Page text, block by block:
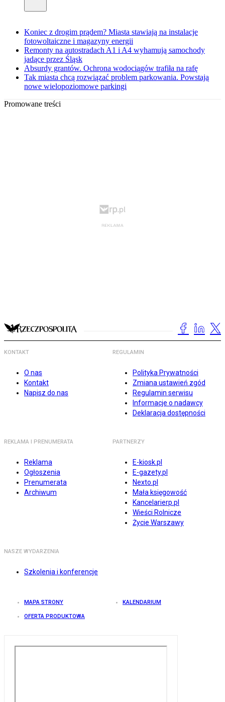
Koniec z drogim prądem? Miasta stawiają na instalacje
fotowoltaiczne i magazyny energii
Remonty na autostradach A1 i A4 wyhamują samochody
jadące przez Śląsk
Absurdy grantów. Ochrona wodociągów trafiła na rafę
Tak miasta chcą rozwiązać problem parkowania. Powstają
nowe wielopoziomowe parkingi
Promowane treści
KONTAKT
O nas
Kontakt
Napisz do nas
REGULAMIN
Polityka Prywatności
Zmiana ustawień zgód
Regulamin serwisu
Informacje o nadawcy
Deklaracja dostępności
REKLAMA I PRENUMERATA
Reklama
Ogłoszenia
Prenumerata
Archiwum
PARTNERZY
E-kiosk.pl
E-gazety.pl
Nexto.pl
Mała księgowość
Kancelarierp.pl
Wieści Rolnicze
Życie Warszawy
NASZE WYDARZENIA
Szkolenia i konferencje
MAPA STRONY KALENDARIUM
OFERTA PRODUKTOWA